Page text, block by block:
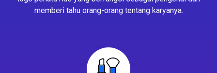
memberi tahu orang-orang tentang karyanya.